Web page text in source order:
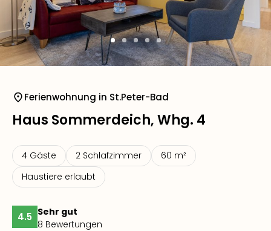
Ferienwohnung in St.Peter-Bad
Haus Sommerdeich, Whg. 4
4 Gäste 2 Schlafzimmer
60 m²
Haustiere erlaubt
4.5 Sehr gut
8 Bewertungen